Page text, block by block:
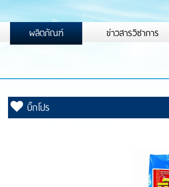
ผลิตภัณฑ์ ข่าวสารวิชาการ
บิ๊กโปร